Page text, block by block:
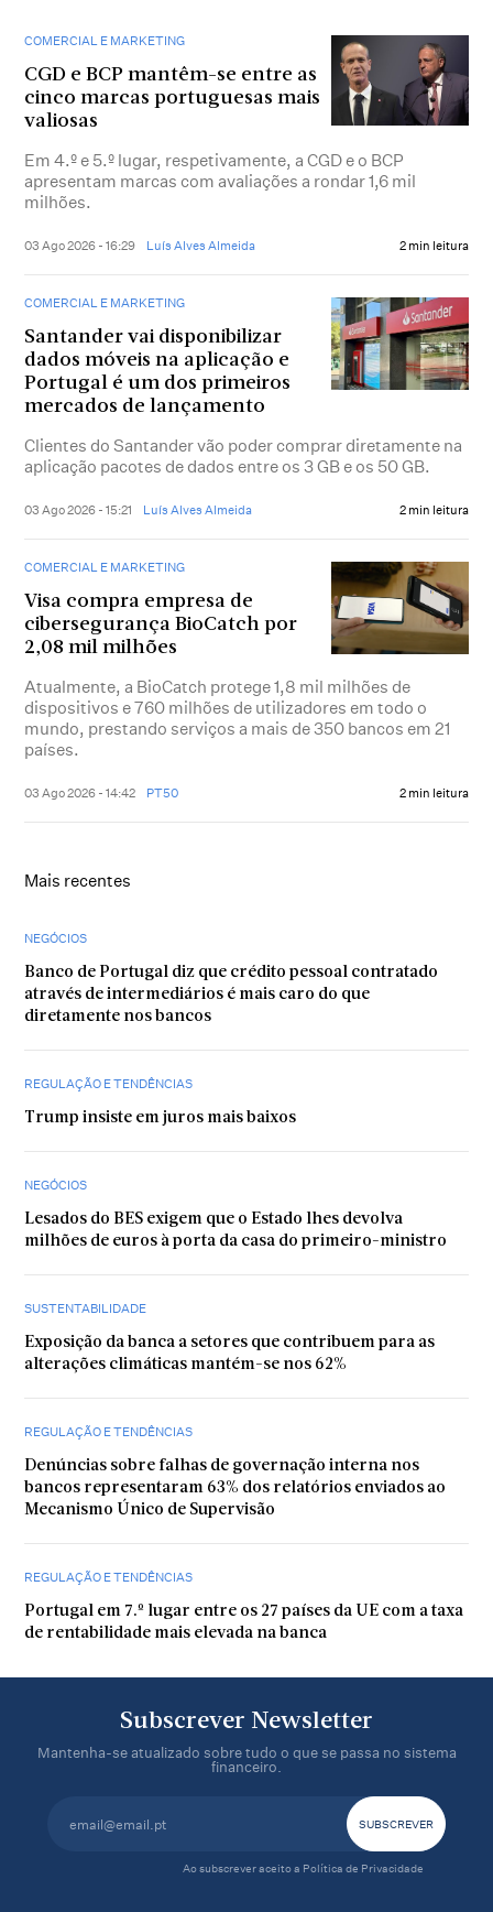
COMERCIAL E MARKETING
CGD e BCP mantêm-se entre as
cinco marcas portuguesas mais
valiosas
Em 4.º e 5.º lugar, respetivamente, a CGD e o BCP
apresentam marcas com avaliações a rondar 1,6 mil
milhões.
03 Ago 2026 - 16:29 Luís Alves Almeida 2 min leitura
COMERCIAL E MARKETING
Santander vai disponibilizar
dados móveis na aplicação e
Portugal é um dos primeiros
mercados de lançamento
Clientes do Santander vão poder comprar diretamente na
aplicação pacotes de dados entre os 3 GB e os 50 GB.
03 Ago 2026 - 15:21 Luís Alves Almeida 2 min leitura
COMERCIAL E MARKETING
Visa compra empresa de
cibersegurança BioCatch por
2,08 mil milhões
Atualmente, a BioCatch protege 1,8 mil milhões de
dispositivos e 760 milhões de utilizadores em todo o
mundo, prestando serviços a mais de 350 bancos em 21
países.
03 Ago 2026 - 14:42 PT50 2 min leitura
Mais recentes
NEGÓCIOS
Banco de Portugal diz que crédito pessoal contratado
através de intermediários é mais caro do que
diretamente nos bancos
REGULAÇÃO E TENDÊNCIAS
Trump insiste em juros mais baixos
NEGÓCIOS
Lesados do BES exigem que o Estado lhes devolva
milhões de euros à porta da casa do primeiro-ministro
SUSTENTABILIDADE
Exposição da banca a setores que contribuem para as
alterações climáticas mantém-se nos 62%
REGULAÇÃO E TENDÊNCIAS
Denúncias sobre falhas de governação interna nos
bancos representaram 63% dos relatórios enviados ao
Mecanismo Único de Supervisão
REGULAÇÃO E TENDÊNCIAS
Portugal em 7.º lugar entre os 27 países da UE com a taxa
de rentabilidade mais elevada na banca
Subscrever Newsletter
Mantenha-se atualizado sobre tudo o que se passa no sistema
financeiro.
Ao subscrever aceito a Política de Privacidade